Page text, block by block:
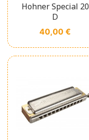
Hohner Special 20
D
Prix
40,00 €